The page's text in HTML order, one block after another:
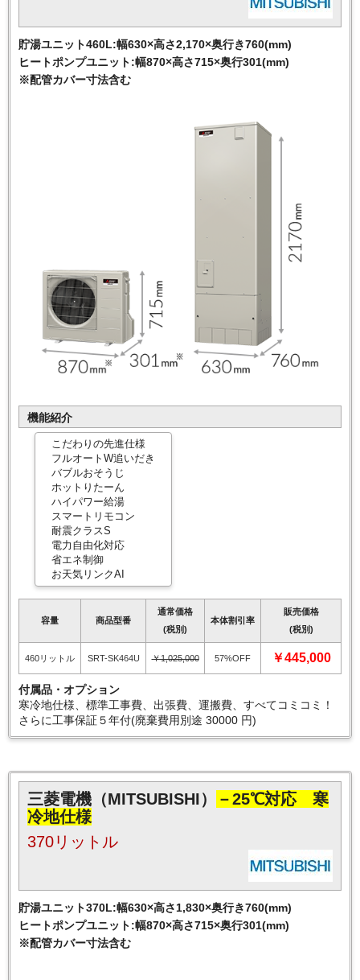
貯湯ユニット460L:幅630×高さ2,170×奥行き760(mm)
ヒートポンプユニット:幅870×高さ715×奥行301(mm)
※配管カバー寸法含む
機能紹介
こだわりの先進仕様
フルオートW追いだき
バブルおそうじ
ホットりたーん
ハイパワー給湯
スマートリモコン
耐震クラスS
電力自由化対応
省エネ制御
お天気リンクAI
容量 商品型番
通常価格
(税別)
本体割引率
販売価格
(税別)
460リットル SRT-SK464U ￥1,025,000 57%OFF ￥445,000
付属品・オプション
寒冷地仕様、標準工事費、出張費、運搬費、すべてコミコミ！
さらに工事保証５年付(廃棄費用別途 30000 円)
三菱電機（MITSUBISHI）
－25℃対応 寒
冷地仕様
370リットル
貯湯ユニット370L:幅630×高さ1,830×奥行き760(mm)
ヒートポンプユニット:幅870×高さ715×奥行301(mm)
※配管カバー寸法含む